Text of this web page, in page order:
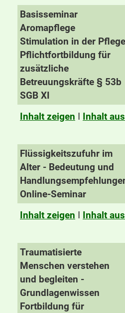
Basisseminar
Aromapflege
Stimulation in der Pflege
Pflichtfortbildung für
zusätzliche
Betreuungskräfte § 53b
SGB XI
Inhalt zeigen I Inhalt
Flüssigkeitszufuhr im
Alter - Bedeutung und
Online-Seminar
Inhalt zeigen I Inhalt
Traumatisierte
Menschen verstehen
und begleiten -
Grundlagenwissen
Fortbildung für